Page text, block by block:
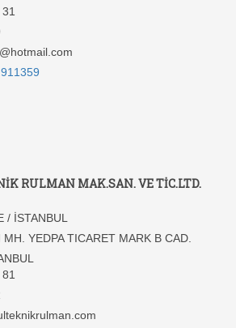
RULMAN MAK.SAN. VE TİC.LTD.
/ İSTANBUL
YEDPA TICARET MARK B CAD.